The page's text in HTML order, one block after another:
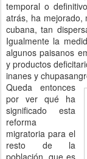
temporal o
atrás, ha mejorado,
cubana, tan
Igualmente la
algunos paisanos
y productos
inanes y
Queda entonces
por ver qué ha
significado esta
reforma
migratoria para el
resto de la